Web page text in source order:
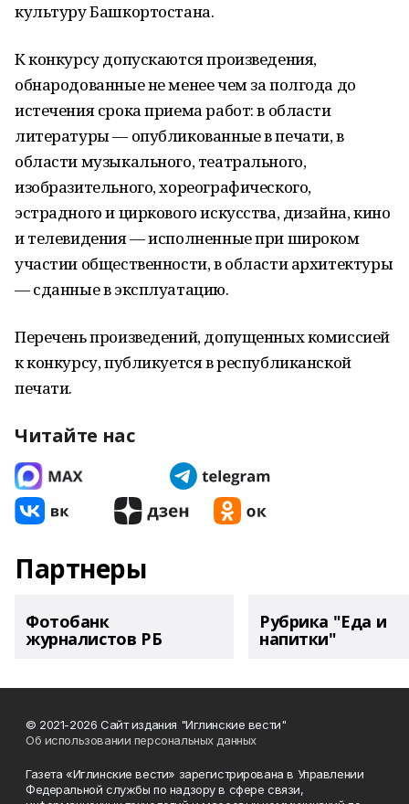
культуру Башкортостана.
К конкурсу допускаются произведения,
обнародованные не менее чем за полгода до
истечения срока приема работ: в области
литературы — опубликованные в печати, в
области музыкального, театрального,
изобразительного, хореографического,
эстрадного и циркового искусства, дизайна, кино
и телевидения — исполненные при широком
участии общественности, в области архитектуры
— сданные в эксплуатацию.
Перечень произведений, допущенных комиссией
к конкурсу, публикуется в республиканской
печати.
Читайте нас
Партнеры
Фотобанк
журналистов РБ
Рубрика "Еда и
напитки"
© 2021-2026 Сайт издания "Иглинские вести"
Об использовании персональных данных
Газета «Иглинские вести» зарегистрирована в Управлении
Федеральной службы по надзору в сфере связи,